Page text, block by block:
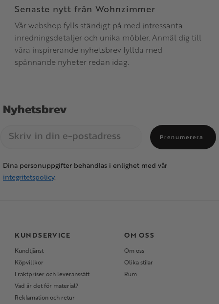
Senaste nytt från Wohnzimmer
Vår webshop fylls ständigt på med intressanta
inredningsdetaljer och unika möbler. Anmäl dig till
våra inspirerande nyhetsbrev fyllda med
spännande nyheter redan idag.
Nyhetsbrev
Prenumerera
Dina personuppgifter behandlas i enlighet med vår
integritetspolicy.
KUNDSERVICE
Kundtjänst
Köpvillkor
Fraktpriser och leveranssätt
Vad är det för material?
Reklamation och retur
OM OSS
Om oss
Olika stilar
Rum